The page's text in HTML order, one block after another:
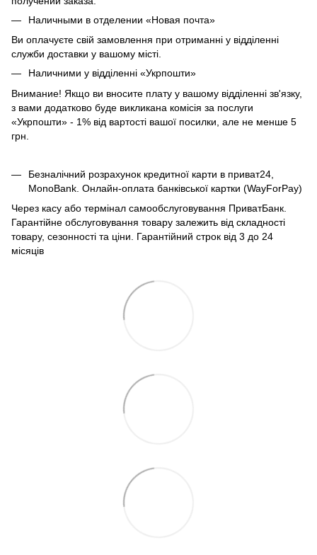
Наличными в отделении «Новая почта»
Ви оплачуєте свій замовлення при отриманні у відділенні
служби доставки у вашому місті.
Наличними у відділенні «Укрпошти»
Внимание! Якщо ви вносите плату у вашому відділенні зв'язку,
з вами додатково буде викликана комісія за послуги
«Укрпошти» - 1% від вартості вашої посилки, але не менше 5
грн.
Безналічний розрахунок кредитної карти в приват24,
MonoBank. Онлайн-оплата банківської картки (WayForPay)
Через касу або термінал самообслуговування ПриватБанк.
Гарантійне обслуговування товару залежить від складності
товару, сезонності та ціни. Гарантійний строк від 3 до 24
місяців